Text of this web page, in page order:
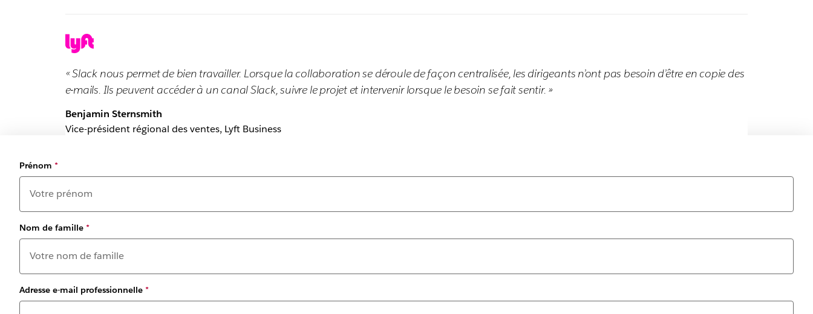
« Slack nous permet de bien travailler. Lorsque la collaboration se déroule de façon centralisée, les dirigeants n’ont pas besoin d’être en copie des
e-mails. Ils peuvent accéder à un canal Slack, suivre le projet et intervenir lorsque le besoin se fait sentir. »
Benjamin Sternsmith
Vice-président régional des ventes, Lyft Business
Prénom *
Nom de famille *
Adresse e-mail professionnelle *